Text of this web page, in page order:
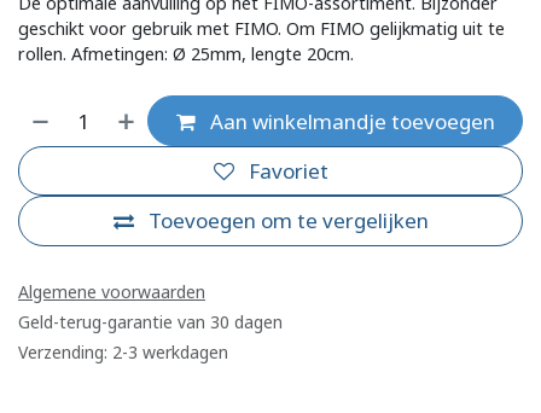
geschikt voor gebruik met FIMO. Om FIMO gelijkmatig uit te
rollen. Afmetingen: Ø 25mm, lengte 20cm.
Aan winkelmandje toevoegen
Toevoegen om te vergelijken
Favoriet
Algemene voorwaarden
Geld-terug-garantie van 30 dagen
Verzending: 2-3 werkdagen